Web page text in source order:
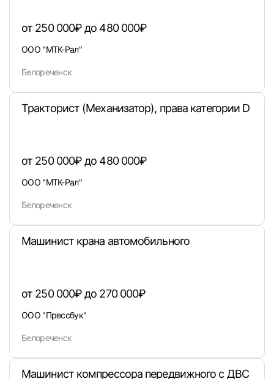
Вход в личный кабинет
E-mail или Телефон
Пароль
от 250 000₽ до 480 000₽
ООО "МТК-Рал"
Белореченск
Тракторист (Механизатор), права категории D
от 250 000₽ до 480 000₽
ООО "МТК-Рал"
Белореченск
Машинист крана автомобильного
от 250 000₽ до 270 000₽
ООО "Прессбук"
Белореченск
Машинист компрессора передвижного с ДВС